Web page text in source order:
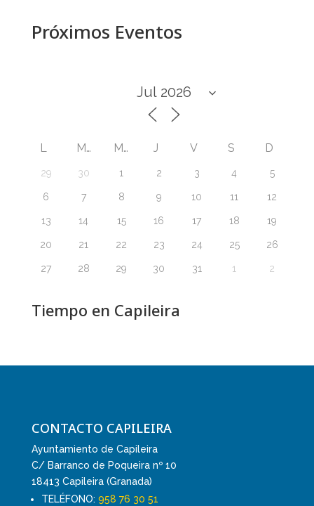
Próximos Eventos
L M M J V S D
29 30 1 2 3 4 5
6 7 8 9 10 11 12
13 14 15 16 17 18 19
20 21 22 23 24 25 26
27 28 29 30 31 1 2
Tiempo en Capileira
CONTACTO CAPILEIRA
Ayuntamiento de Capileira
C/ Barranco de Poqueira nº 10
18413 Capileira (Granada)
TELÉFONO: 958 76 30 51